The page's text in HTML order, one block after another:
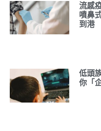
流感
噴鼻
到港
低頭
你「